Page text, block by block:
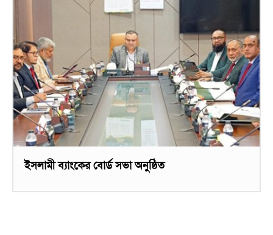
ইসলামী ব্যাংকের বোর্ড সভা অনুষ্ঠিত